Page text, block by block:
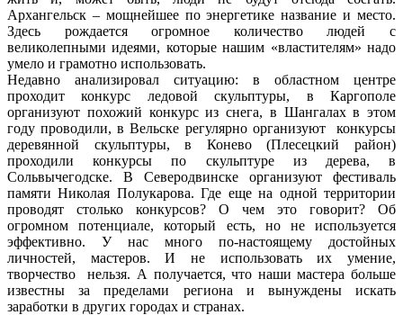
Архангельск – мощнейшее по энергетике название и место.
Здесь рождается огромное количество людей с
великолепными идеями, которые нашим «властителям» надо
умело и грамотно использовать.
Недавно анализировал ситуацию: в областном центре
проходит конкурс ледовой скульптуры, в Каргополе
организуют похожий конкурс из снега, в Шангалах в этом
году проводили, в Вельске регулярно организуют конкурсы
деревянной скульптуры, в Конево (Плесецкий район)
проходили конкурсы по скульптуре из дерева, в
Сольвычегодске. В Северодвинске организуют фестиваль
памяти Николая Полукарова. Где еще на одной территории
проводят столько конкурсов? О чем это говорит? Об
огромном потенциале, который есть, но не используется
эффективно. У нас много по-настоящему достойных
личностей, мастеров. И не использовать их умение,
творчество нельзя. А получается, что наши мастера больше
известны за пределами региона и вынуждены искать
заработки в других городах и странах.